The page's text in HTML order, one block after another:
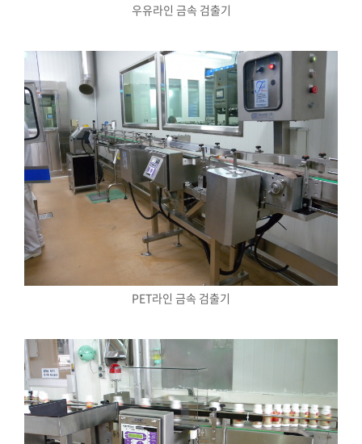
우유라인 금속 검출기
PET라인 금속 검출기